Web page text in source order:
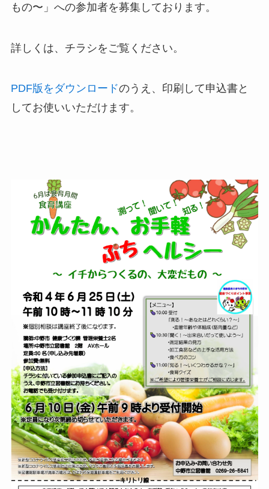
もの〜」への参加者を募集しております。
詳しくは、チラシをご覧ください。
PDF版をダウンロードのうえ、印刷して申込書と
してお使いいただけます。